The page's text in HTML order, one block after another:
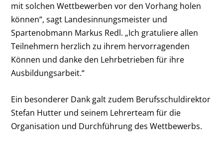
mit solchen Wettbewerben vor den Vorhang holen
können“, sagt Landesinnungsmeister und
Spartenobmann Markus Redl. „Ich gratuliere allen
Teilnehmern herzlich zu ihrem hervorragenden
Können und danke den Lehrbetrieben für ihre
Ausbildungsarbeit.“
Ein besonderer Dank galt zudem Berufsschuldirektor
Stefan Hutter und seinem Lehrerteam für die
Organisation und Durchführung des Wettbewerbs.